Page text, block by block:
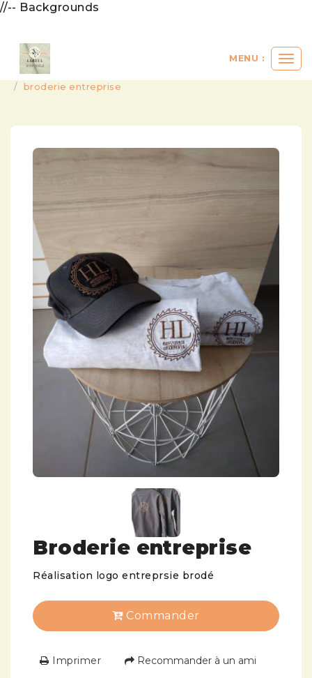
//-- Backgrounds
le
MENU :
mes réalisations vendues
broderie entreprise
Broderie entreprise
Réalisation logo entreprsie brodé
Commander
Imprimer Recommander à un ami